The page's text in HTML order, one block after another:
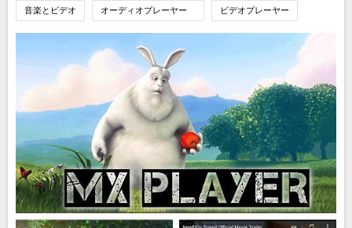
音楽とビデオ オーディオプレーヤー ビデオプレーヤー